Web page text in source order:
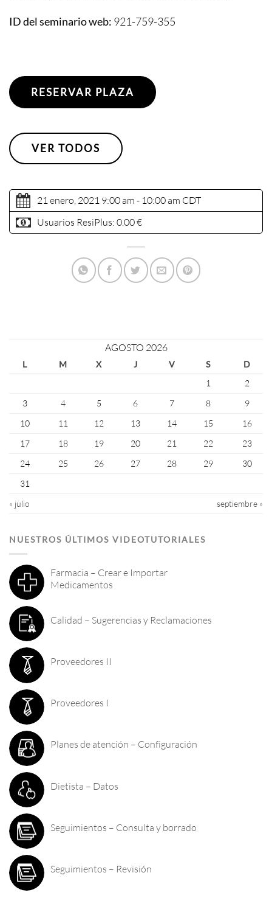
ID del seminario web: 921-759-355
RESERVAR PLAZA
VER TODOS
21 enero, 2021 9:00 am - 10:00 am CDT
Usuarios ResiPlus: 0.00 €
AGOSTO 2026
L M X J V S
D
1
2
3
4 5 6 7 8
9
10
11 12 13 14 15
16
17
18 19 20 21 22
23
24
25 26 27 28 29
30
31
« julio
septiembre »
NUESTROS ÚLTIMOS VIDEOTUTORIALES
Farmacia – Crear e Importar
Medicamentos
Calidad – Sugerencias y Reclamaciones
Proveedores II
Proveedores I
Planes de atención – Configuración
Dietista – Datos
Seguimientos – Consulta y borrado
Seguimientos – Revisión